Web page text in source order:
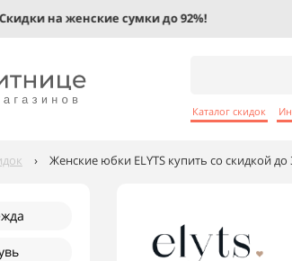
на женские сумки до 92%!
Каталог скидок
› Женские юбки ELYTS купить со скидкой до